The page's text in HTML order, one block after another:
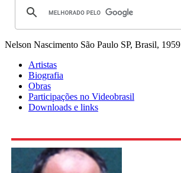
Nelson Nascimento São Paulo SP, Brasil, 1959
Artistas
Biografia
Obras
Participações no Videobrasil
Downloads e links